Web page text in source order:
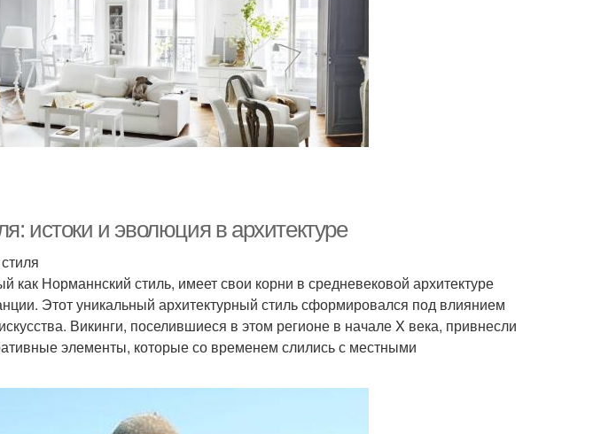
истоки и эволюция в архитектуре
как Норманнский стиль, имеет свои корни в средневековой архитектуре
Этот уникальный архитектурный стиль сформировался под влиянием
Викинги, поселившиеся в этом регионе в начале X века, привнесли
элементы, которые со временем слились с местными